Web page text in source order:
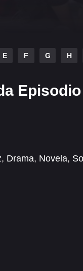
E F G H
Episodio
, Drama, Novela,